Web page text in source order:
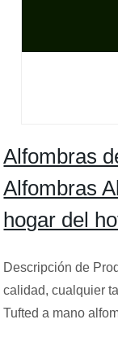
Alfombras
Alfombras
hogar del
Descripción de
calidad, cualquier
Tufted a mano